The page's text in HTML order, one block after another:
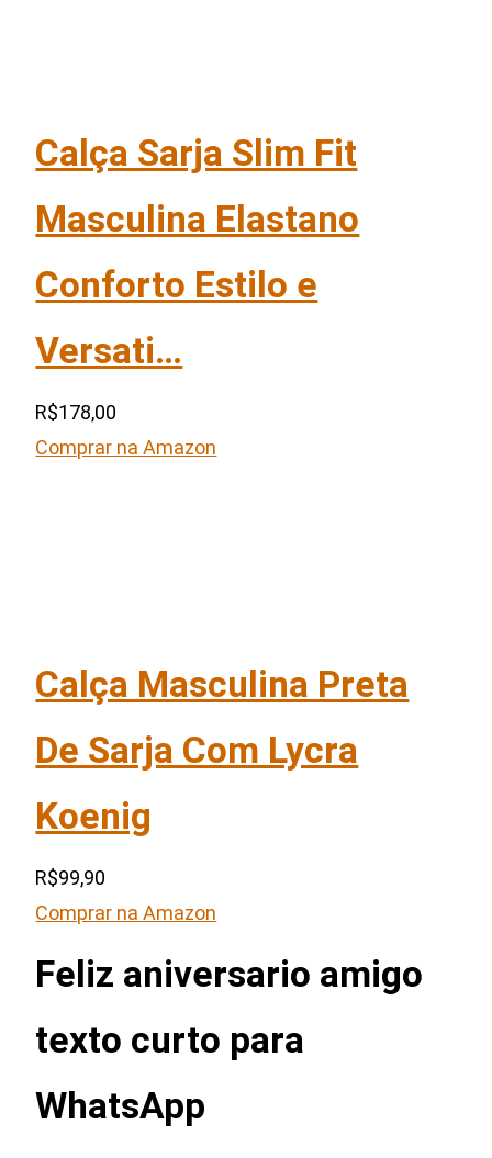
Calça Sarja Slim Fit
Masculina Elastano
Conforto Estilo e
Versati…
R$178,00
Comprar na Amazon
Calça Masculina Preta
De Sarja Com Lycra
Koenig
R$99,90
Comprar na Amazon
Feliz aniversario amigo
texto curto para
WhatsApp